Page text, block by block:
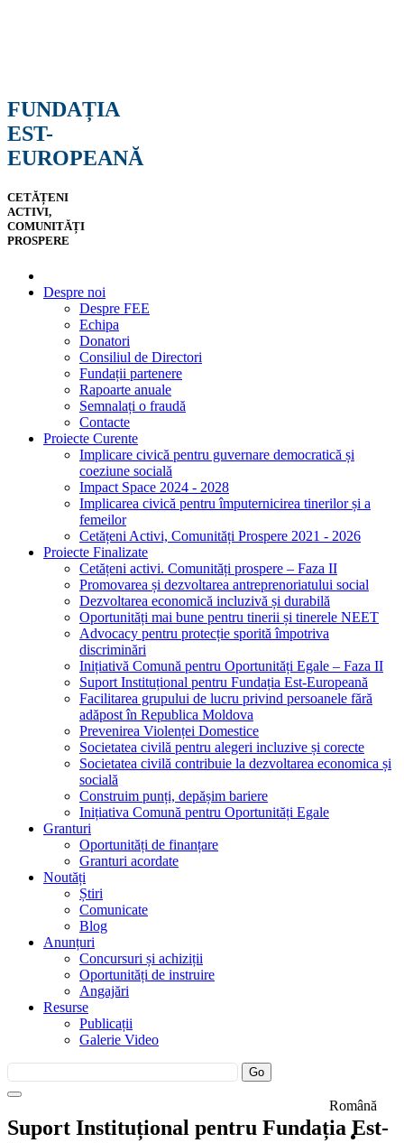
FUNDAȚIA
EST-
EUROPEANĂ
CETĂȚENI
ACTIVI,
COMUNITĂȚI
PROSPERE
Despre noi
Despre FEE
Echipa
Donatori
Consiliul de Directori
Fundații partenere
Rapoarte anuale
Semnalați o fraudă
Contacte
Proiecte Curente
Implicare civică pentru guvernare democratică și
coeziune socială
Impact Space 2024 - 2028
Implicarea civică pentru împuternicirea tinerilor și a
femeilor
Cetățeni Activi, Comunități Prospere 2021 - 2026
Proiecte Finalizate
Cetățeni activi. Comunități prospere – Faza II
Promovarea și dezvoltarea antreprenoriatului social
Dezvoltarea economică incluzivă și durabilă
Oportunități mai bune pentru tinerii și tinerele NEET
Advocacy pentru protecție sporită împotriva
discriminări
Inițiativă Comună pentru Oportunități Egale – Faza II
Suport Instituțional pentru Fundația Est-Europeană
Facilitarea grupului de lucru privind persoanele fără
adăpost în Republica Moldova
Prevenirea Violenței Domestice
Societatea civilă pentru alegeri incluzive și corecte
Societatea civilă contribuie la dezvoltarea economica și
socială
Construim punți, depășim bariere
Inițiativa Comună pentru Oportunități Egale
Granturi
Oportunități de finanțare
Granturi acordate
Noutăți
Știri
Comunicate
Blog
Anunțuri
Concursuri și achiziții
Oportunități de instruire
Angajări
Resurse
Publicații
Galerie Video
Română
Suport Instituțional pentru Fundația Est-